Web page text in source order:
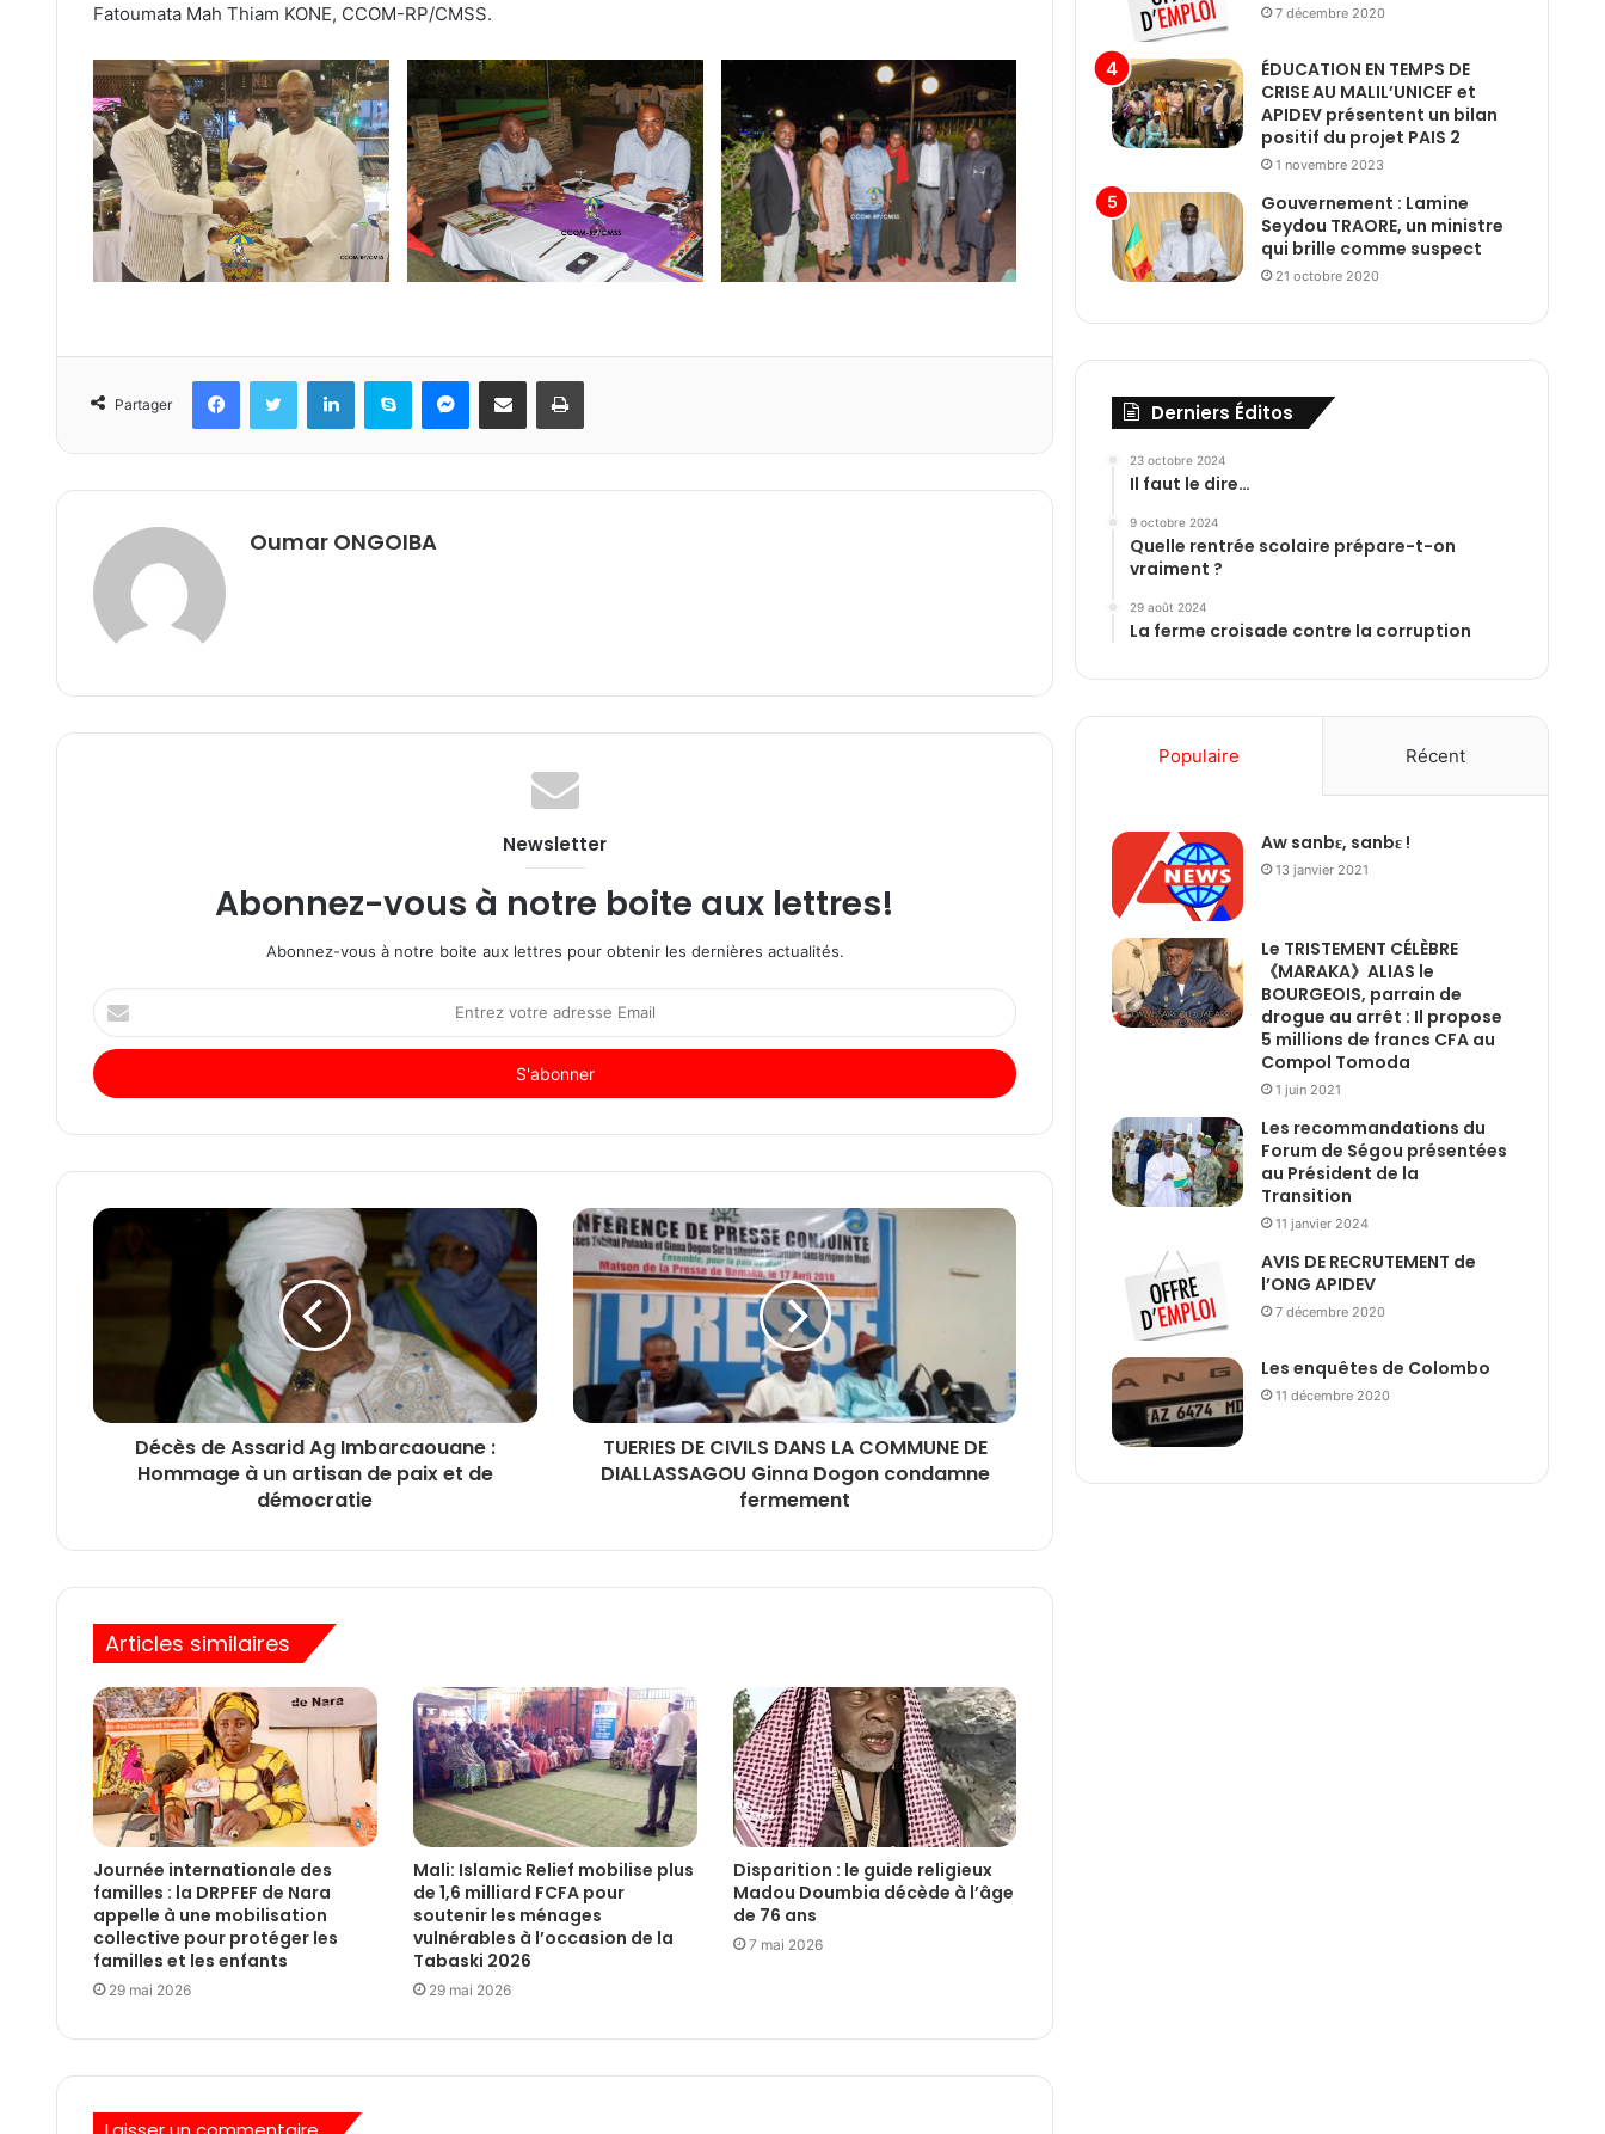
Fatoumata Mah Thiam KONE, CCOM-RP/CMSS.
Partager
FacebookTwitter LinkedinSkype Messenger
Partager par email Imprimer
Oumar ONGOIBA
Newsletter
Abonnez-vous à notre boite aux lettres!
Abonnez-vous à notre boite aux lettres pour obtenir les dernières actualités.
Entrez
votre
adresse
Email
Décès de Assarid Ag Imbarcaouane :
Hommage à un artisan de paix et de
démocratie
TUERIES DE CIVILS DANS LA COMMUNE DE
DIALLASSAGOU Ginna Dogon condamne
fermement
Articles similaires
Journée internationale des
familles : la DRPFEF de Nara
appelle à une mobilisation
collective pour protéger les
familles et les enfants
29 mai 2026
Mali: Islamic Relief mobilise plus
de 1,6 milliard FCFA pour
soutenir les ménages
vulnérables à l’occasion de la
Tabaski 2026
29 mai 2026
Disparition : le guide religieux
Madou Doumbia décède à l’âge
de 76 ans
7 mai 2026
7 décembre 2020
ÉDUCATION EN TEMPS DE
CRISE AU MALIL’UNICEF et
APIDEV présentent un bilan
positif du projet PAIS 2
1 novembre 2023
Gouvernement : Lamine
Seydou TRAORE, un ministre
qui brille comme suspect
21 octobre 2020
Derniers Éditos
23 octobre 2024
Il faut le dire…
9 octobre 2024
Quelle rentrée scolaire prépare-t-on
vraiment ?
29 août 2024
La ferme croisade contre la corruption
Populaire Récent
Aw sanbɛ, sanbɛ !
13 janvier 2021
Le TRISTEMENT CÉLÈBRE
《MARAKA》ALIAS le
BOURGEOIS, parrain de
drogue au arrêt : Il propose
5 millions de francs CFA au
Compol Tomoda
1 juin 2021
Les recommandations du
Forum de Ségou présentées
au Président de la
Transition
11 janvier 2024
AVIS DE RECRUTEMENT de
l’ONG APIDEV
7 décembre 2020
Les enquêtes de Colombo
11 décembre 2020